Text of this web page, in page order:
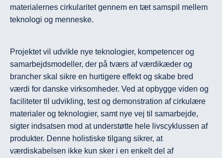
materialernes cirkularitet gennem en tæt samspil mellem
teknologi og menneske.
Projektet vil udvikle nye teknologier, kompetencer og
samarbejdsmodeller, der på tværs af værdikæder og
brancher skal sikre en hurtigere effekt og skabe bred
værdi for danske virksomheder. Ved at opbygge viden og
faciliteter til udvikling, test og demonstration af cirkulære
materialer og teknologier, samt nye vej til samarbejde,
sigter indsatsen mod at understøtte hele livscyklussen af
produkter. Denne holistiske tilgang sikrer, at
værdiskabelsen ikke kun sker i en enkelt del af